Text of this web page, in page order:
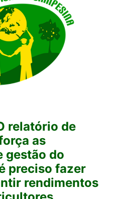
relatório de
as
gestão do
preciso fazer
rendimentos